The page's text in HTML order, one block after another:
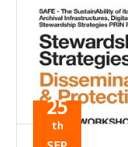
25
th